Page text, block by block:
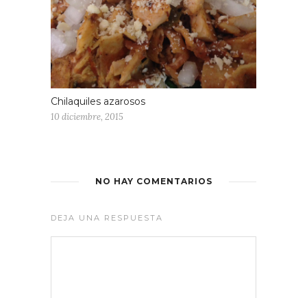
Chilaquiles azarosos
10 diciembre, 2015
NO HAY COMENTARIOS
DEJA UNA RESPUESTA